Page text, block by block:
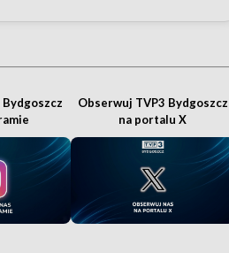
Obserwuj TVP3 Bydgoszcz
na portalu X